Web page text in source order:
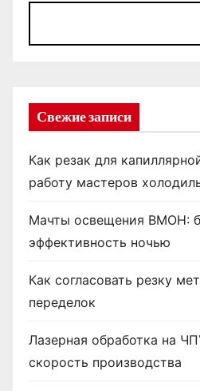
Свежие записи
Как резак для
работу мастеров
Мачты освещения ВМОН:
эффективность ночью
Как согласовать резку
переделок
Лазерная обработка на
скорость производства